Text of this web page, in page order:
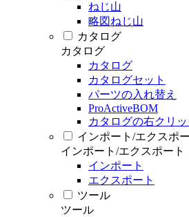
ねじ山
略図ねじ山
カタログ
カタログ
カタログ
カタログセット
パーツの入れ替え
ProActiveBOM
カタログの右クリ
インポート/エクスポ
インポート/エクスポート
インポート
エクスポート
ツール
ツール